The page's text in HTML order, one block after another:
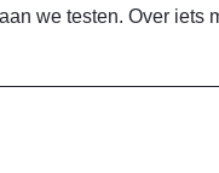
we testen. Over iets